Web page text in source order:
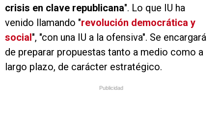
crisis en clave republicana". Lo que IU ha
venido llamando "revolución democrática y
social", "con una IU a la ofensiva". Se encargará
de preparar propuestas tanto a medio como a
largo plazo, de carácter estratégico.
Publicidad